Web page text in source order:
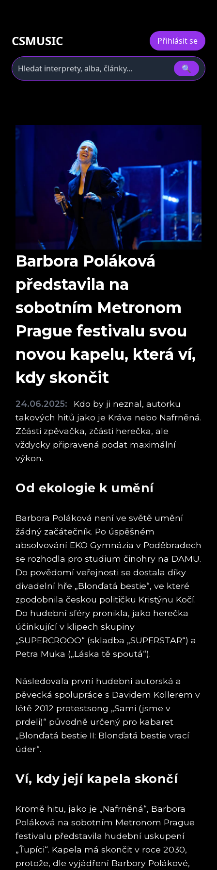
CSMUSIC Přihlásit se
🔍
Barbora Poláková
představila na
sobotním Metronom
Prague festivalu svou
novou kapelu, která ví,
kdy skončit
24.06.2025:
Kdo by ji neznal, autorku
takových hitů jako je Kráva nebo Nafrněná.
Zčásti zpěvačka, zčásti herečka, ale
vždycky připravená podat maximální
výkon.
Od ekologie k umění
Barbora Poláková není ve světě umění
žádný začátečník. Po úspěšném
absolvování EKO Gymnázia v Poděbradech
se rozhodla pro studium činohry na DAMU.
Do povědomí veřejnosti se dostala díky
divadelní hře „Blonďatá bestie“, ve které
zpodobnila českou političku Kristýnu Kočí.
Do hudební sféry pronikla, jako herečka
účinkující v klipech skupiny
„SUPERCROOO“ (skladba „SUPERSTAR“) a
Petra Muka („Láska tě spoutá“).
Následovala první hudební autorská a
pěvecká spolupráce s Davidem Kollerem v
létě 2012 protestsong „Sami (jsme v
prdeli)“ původně určený pro kabaret
„Blonďatá bestie II: Blonďatá bestie vrací
úder“.
Ví, kdy její kapela skončí
Kromě hitu, jako je „Nafrněná“, Barbora
Poláková na sobotním Metronom Prague
festivalu představila hudební uskupení
„Ťupíci“. Kapela má skončit v roce 2030,
protože, dle vyjádření Barbory Polákové,